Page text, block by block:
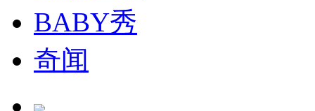
消防员救轻生者 花炮节热闹非凡
BABY秀
奇闻